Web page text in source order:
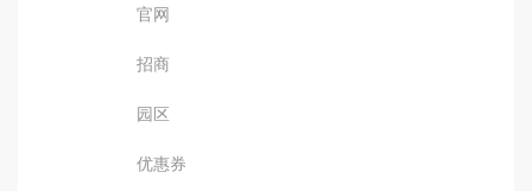
官网
招商
园区
优惠券